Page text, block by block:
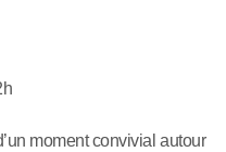
moment convivial autour